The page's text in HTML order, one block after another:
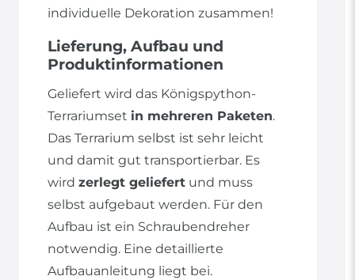
individuelle Dekoration zusammen!
Lieferung, Aufbau und
Produktinformationen
Geliefert wird das Königspython-
Terrariumset in mehreren Paketen.
Das Terrarium selbst ist sehr leicht
und damit gut transportierbar. Es
wird zerlegt geliefert und muss
selbst aufgebaut werden. Für den
Aufbau ist ein Schraubendreher
notwendig. Eine detaillierte
Aufbauanleitung liegt bei.